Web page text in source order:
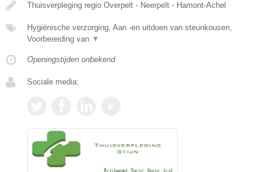
Thuisverpleging regio Overpelt - Neerpelt - Hamont-Achel
Hygiënische verzorging, Aan -en uitdoen van steunkousen,
Voorbereiding van ▼
Openingstijden onbekend
Sociale media: